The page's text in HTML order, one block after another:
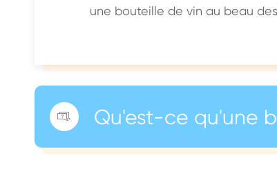
une bouteille de vin au beau
 Qu'est-ce qu'une